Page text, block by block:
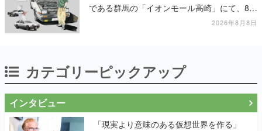
である群馬の「イオンモール高崎」にて、8月
11日から8月20日までの期間限定で開催予定
2026年8月8日
カテゴリーピックアップ
インタビュー
「現実より意味のある仮想世界を作る」